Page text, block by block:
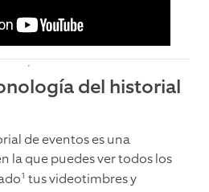
del historial
de eventos es una
la que puedes ver todos los
1 tus videotimbres y